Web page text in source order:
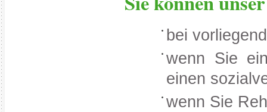
bei
wenn Sie
einen
wenn Sie